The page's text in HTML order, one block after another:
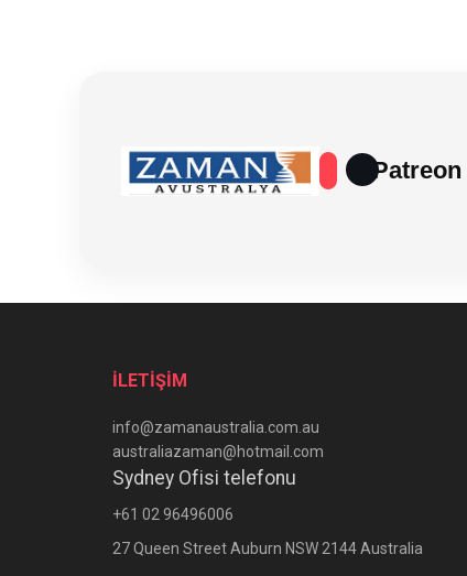
Patreon
İLETİŞİM
info@zamanaustralia.com.au
australiazaman@hotmail.com
Sydney Ofisi telefonu
+61 02 96496006
27 Queen Street Auburn NSW 2144 Australia